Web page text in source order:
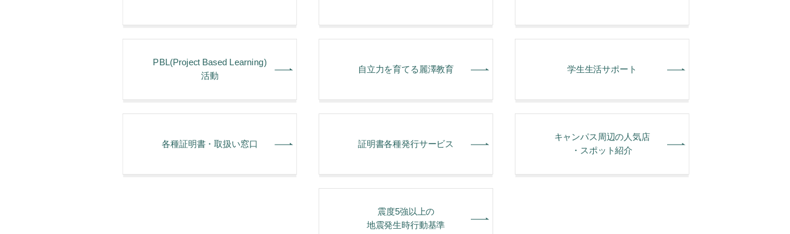
PBL(Project Based Learning)
活動
⾃⽴⼒を育てる麗澤教育 学⽣⽣活サポート
各種証明書・取扱い窓⼝ 証明書各種発行サービス
キャンパス周辺の人気店
・スポット紹介
震度5強以上の
地震発生時行動基準